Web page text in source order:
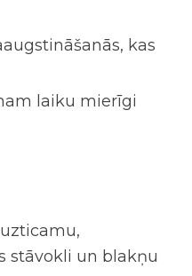
kas
laiku mierīgi
stāvokli un blakņu